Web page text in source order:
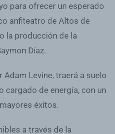
para ofrecer un esperado
anfiteatro de Altos de
la producción de la
Díaz.
Levine, traerá a suelo
cargado de energía, con un
éxitos.
a través de la